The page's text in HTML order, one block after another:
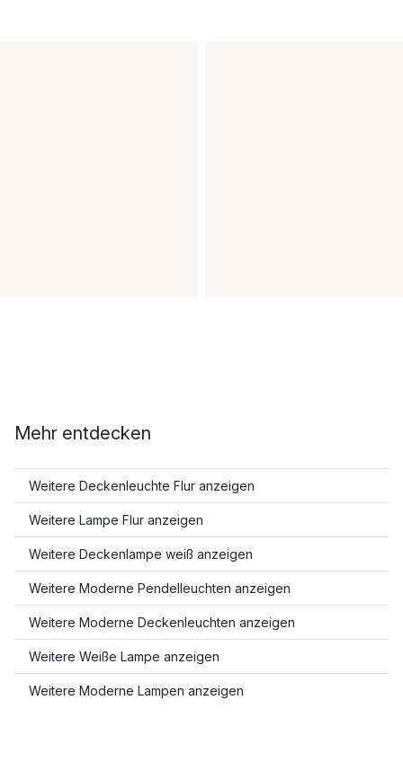
Mehr entdecken
Weitere Deckenleuchte Flur anzeigen
Weitere Lampe Flur anzeigen
Weitere Deckenlampe weiß anzeigen
Weitere Moderne Pendelleuchten anzeigen
Weitere Moderne Deckenleuchten anzeigen
Weitere Weiße Lampe anzeigen
Weitere Moderne Lampen anzeigen